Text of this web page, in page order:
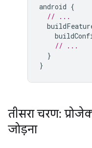
android {
// ...
// ...
}
}
तीसरा चरण:
जोड़ना